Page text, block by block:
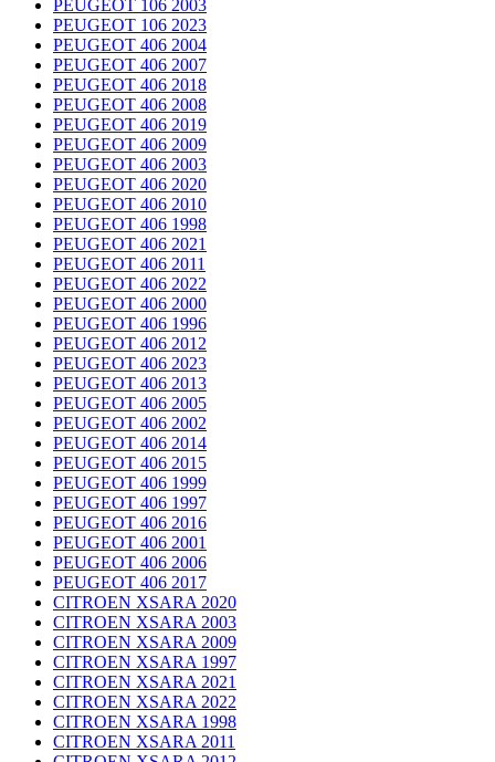
PEUGEOT 106 2003
PEUGEOT 106 2023
PEUGEOT 406 2004
PEUGEOT 406 2007
PEUGEOT 406 2018
PEUGEOT 406 2008
PEUGEOT 406 2019
PEUGEOT 406 2009
PEUGEOT 406 2003
PEUGEOT 406 2020
PEUGEOT 406 2010
PEUGEOT 406 1998
PEUGEOT 406 2021
PEUGEOT 406 2011
PEUGEOT 406 2022
PEUGEOT 406 2000
PEUGEOT 406 1996
PEUGEOT 406 2012
PEUGEOT 406 2023
PEUGEOT 406 2013
PEUGEOT 406 2005
PEUGEOT 406 2002
PEUGEOT 406 2014
PEUGEOT 406 2015
PEUGEOT 406 1999
PEUGEOT 406 1997
PEUGEOT 406 2016
PEUGEOT 406 2001
PEUGEOT 406 2006
PEUGEOT 406 2017
CITROEN XSARA 2020
CITROEN XSARA 2003
CITROEN XSARA 2009
CITROEN XSARA 1997
CITROEN XSARA 2021
CITROEN XSARA 2022
CITROEN XSARA 1998
CITROEN XSARA 2011